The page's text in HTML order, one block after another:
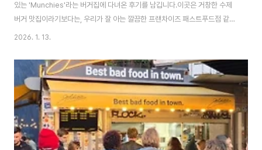
있는 'Munchies'라는 버거집에 다녀온 후기를 남깁니다.​이곳은 거창한 수제
버거 맛집이라기보다는, 우리가 잘 아는 깔끔한 프랜차이즈 패스트푸드점 같은
분위기라 오히려 더 편안하게 즐길 수 있는 곳이었습니다.​📍 분위기: 익숙하고
유니크하거나 힙한 감성을 내세우기보다는, 맥도날드나 버거킹 같은 프랜차이
즈 매장처럼 밝고 정돈된 분위기예요.​눈치 보지 않고 편하게 혼밥하기에도 딱
좋습니다.각 잡고 식사하는 곳이 아니라, 배고플 때 쓱 들어가서 빠르게 먹고 나
오기 최적화된 공간입니다.🚫 참고: 이곳은 패스트푸드점 스타일이라 맥주는
판매하지 않습니다. 탄..
2026. 1. 13.